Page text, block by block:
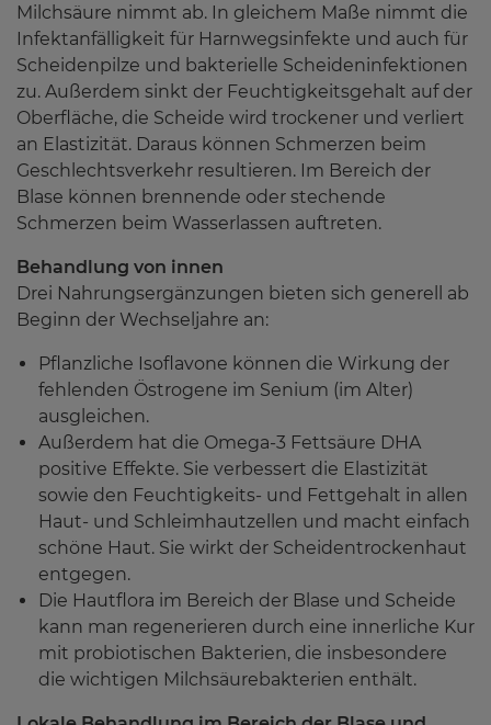
Milchsäure nimmt ab. In gleichem Maße nimmt die
Infektanfälligkeit für Harnwegsinfekte und auch für
Scheidenpilze und bakterielle Scheideninfektionen
zu. Außerdem sinkt der Feuchtigkeitsgehalt auf der
Oberfläche, die Scheide wird trockener und verliert
an Elastizität. Daraus können Schmerzen beim
Geschlechtsverkehr resultieren. Im Bereich der
Blase können brennende oder stechende
Schmerzen beim Wasserlassen auftreten.
Behandlung von innen
Drei Nahrungsergänzungen bieten sich generell ab
Beginn der Wechseljahre an:
Pflanzliche Isoflavone können die Wirkung der
fehlenden Östrogene im Senium (im Alter)
ausgleichen.
Außerdem hat die Omega-3 Fettsäure DHA
positive Effekte. Sie verbessert die Elastizität
sowie den Feuchtigkeits- und Fettgehalt in allen
Haut- und Schleimhautzellen und macht einfach
schöne Haut. Sie wirkt der Scheidentrockenhaut
entgegen.
Die Hautflora im Bereich der Blase und Scheide
kann man regenerieren durch eine innerliche Kur
mit probiotischen Bakterien, die insbesondere
die wichtigen Milchsäurebakterien enthält.